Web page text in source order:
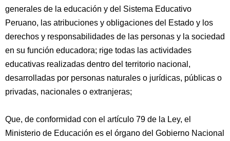
generales de la educación y del Sistema Educativo
Peruano, las atribuciones y obligaciones del Estado y los
derechos y responsabilidades de las personas y la sociedad
en su función educadora; rige todas las actividades
educativas realizadas dentro del territorio nacional,
desarrolladas por personas naturales o jurídicas, públicas o
privadas, nacionales o extranjeras;
Que, de conformidad con el artículo 79 de la Ley, el
Ministerio de Educación es el órgano del Gobierno Nacional